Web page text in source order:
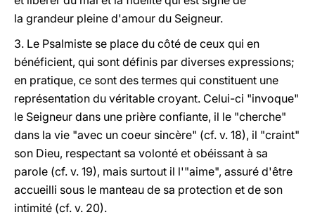
la grandeur pleine d'amour du Seigneur.
3. Le Psalmiste se place du côté de ceux qui en
bénéficient, qui sont définis par diverses expressions;
en pratique, ce sont des termes qui constituent une
représentation du véritable croyant. Celui-ci "invoque"
le Seigneur dans une prière confiante, il le "cherche"
dans la vie "avec un coeur sincère" (cf. v. 18), il "craint"
son Dieu, respectant sa volonté et obéissant à sa
parole (cf. v. 19), mais surtout il l'"aime", assuré d'être
accueilli sous le manteau de sa protection et de son
intimité (cf. v. 20).